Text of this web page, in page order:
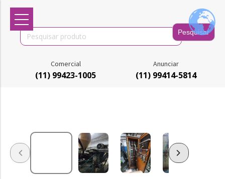
Search
for:
Comercial
(11) 99423-1005
Anunciar
(11) 99414-5814